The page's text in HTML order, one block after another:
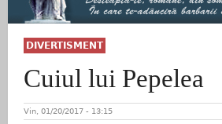
DIVERTISMENT
Cuiul lui Pepelea
Vin, 01/20/2017 - 13:15